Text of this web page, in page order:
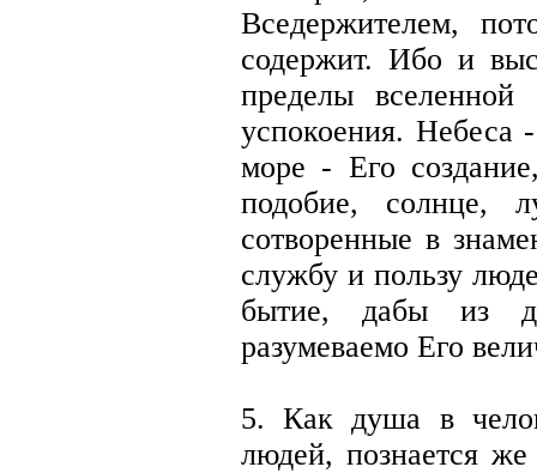
Вседержителем,
содержит. Ибо и
пределы
успокоения. Небеса
море - Его
подобие, солнце,
сотворенные в
службу и пользу
бытие, дабы из
разумеваемо Его
5. Как душа в
людей, познается